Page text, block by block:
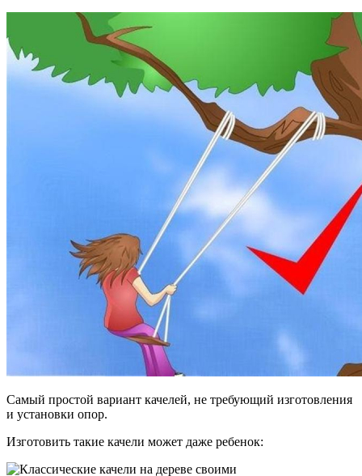
Самый простой вариант качелей, не требующий изготовления
и установки опор.
Изготовить такие качели может даже ребенок: